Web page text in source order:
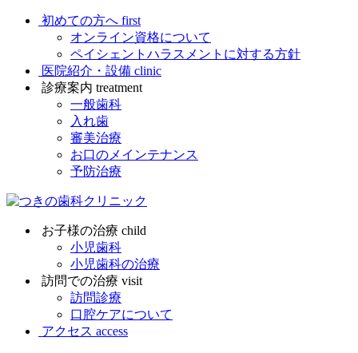
初めての方へ first
オンライン資格について
ペイシェントハラスメントに対する方針
医院紹介・設備 clinic
診療案内 treatment
一般歯科
入れ歯
審美治療
お口のメインテナンス
予防治療
お子様の治療 child
小児歯科
小児歯科の治療
訪問での治療 visit
訪問診療
口腔ケアについて
アクセス access